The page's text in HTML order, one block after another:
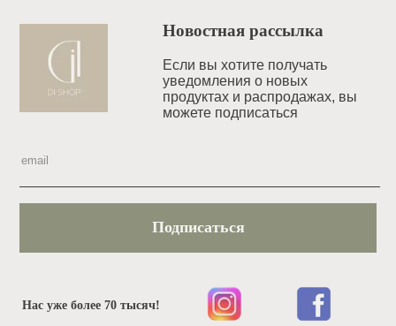
Новостная рассылка
Если вы хотите получать
уведомления o новых
продуктах и распродажах, вы
можете подписаться
Подписаться
Нас уже более 70 тысяч!